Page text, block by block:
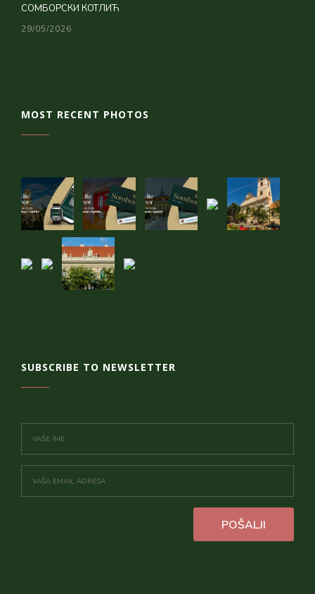
СОМБОРСКИ КОТЛИЋ
29/05/2026
MOST RECENT PHOTOS
SUBSCRIBE TO NEWSLETTER
POŠALJI